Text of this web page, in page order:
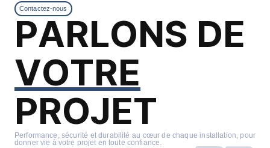
Contactez-nous
PARLONS DE
VOTRE
PROJET
Performance, sécurité et durabilité au cœur de chaque installation, pour
donner vie à votre projet en toute confiance.